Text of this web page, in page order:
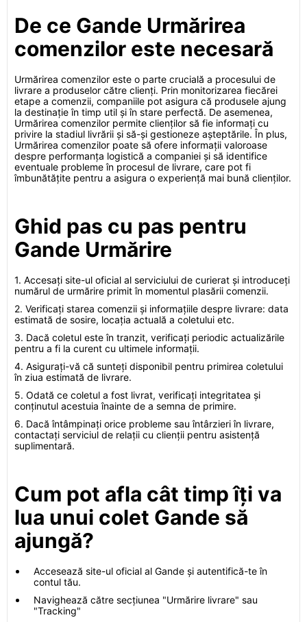
De ce Gande Urmărirea
comenzilor este necesară
Urmărirea comenzilor este o parte crucială a procesului de
livrare a produselor către clienți. Prin monitorizarea fiecărei
etape a comenzii, companiile pot asigura că produsele ajung
la destinație în timp util și în stare perfectă. De asemenea,
Urmărirea comenzilor permite clienților să fie informați cu
privire la stadiul livrării și să-și gestioneze așteptările. În plus,
Urmărirea comenzilor poate să ofere informații valoroase
despre performanța logistică a companiei și să identifice
eventuale probleme în procesul de livrare, care pot fi
îmbunătățite pentru a asigura o experiență mai bună clienților.
Ghid pas cu pas pentru
Gande Urmărire
1. Accesați site-ul oficial al serviciului de curierat și introduceți
numărul de urmărire primit în momentul plasării comenzii.
2. Verificați starea comenzii și informațiile despre livrare: data
estimată de sosire, locația actuală a coletului etc.
3. Dacă coletul este în tranzit, verificați periodic actualizările
pentru a fi la curent cu ultimele informații.
4. Asigurați-vă că sunteți disponibil pentru primirea coletului
în ziua estimată de livrare.
5. Odată ce coletul a fost livrat, verificați integritatea și
conținutul acestuia înainte de a semna de primire.
6. Dacă întâmpinați orice probleme sau întârzieri în livrare,
contactați serviciul de relații cu clienții pentru asistență
suplimentară.
Cum pot afla cât timp îți va
lua unui colet Gande să
ajungă?
Accesează site-ul oficial al Gande și autentifică-te în
contul tău.
Navighează către secțiunea "Urmărire livrare" sau
"Tracking"